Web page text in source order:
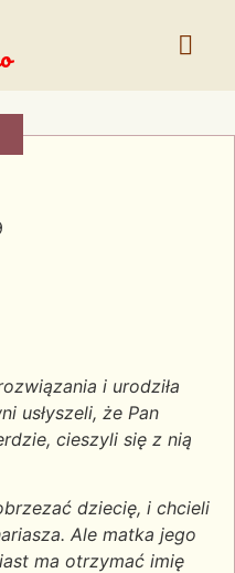
i urodziła
usłyszeli, że Pan
cieszyli się z nią
dziecię, i chcieli
Ale matka jego
ma otrzymać imię